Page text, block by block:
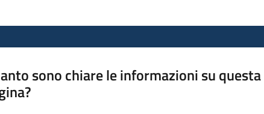
sono chiare le informazioni su questa